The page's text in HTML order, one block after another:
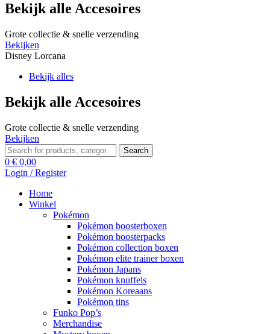
Bekijk alle Accesoires
Grote collectie & snelle verzending
Bekijken
Disney Lorcana
Bekijk alles
Bekijk alle Accesoires
Grote collectie & snelle verzending
Bekijken
Search
for:
Search
0 € 0,00
Login / Register
Home
Winkel
Pokémon
Pokémon boosterboxen
Pokémon boosterpacks
Pokémon collection boxen
Pokémon elite trainer boxen
Pokémon Japans
Pokémon knuffels
Pokémon Koreaans
Pokémon tins
Funko Pop’s
Merchandise